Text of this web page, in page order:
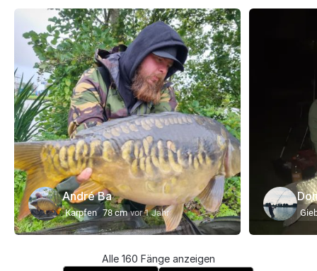
André Ba
Karpfen 78 cm vor 1 Jahr
Alle 160 Fänge anzeigen